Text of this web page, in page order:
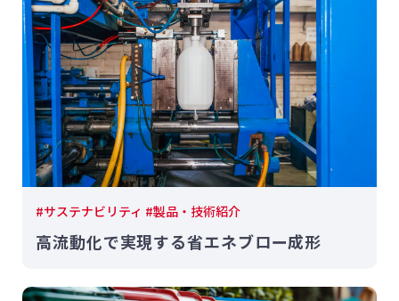
#サステナビリティ #製品・技術紹介
高流動化で実現する省エネブロー成形